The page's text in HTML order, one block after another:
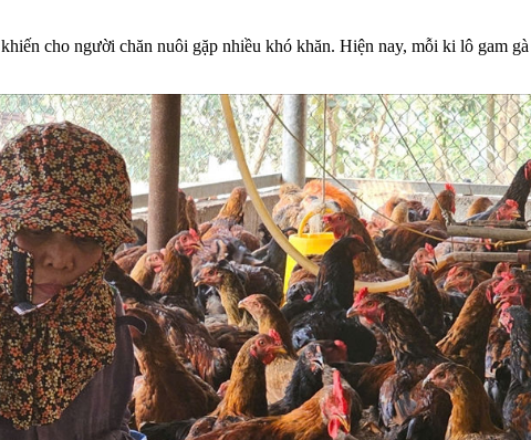
cho người chăn nuôi gặp nhiều khó khăn. Hiện nay, mỗi ki lô gam